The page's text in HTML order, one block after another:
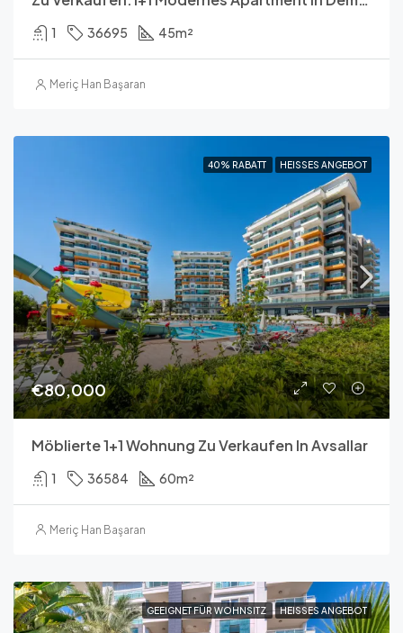
1 36695 45m²
Meriç Han Başaran
40% RABATT HEISSES ANGEBOT
€80,000
Möblierte 1+1 Wohnung Zu Verkaufen In Avsallar
1 36584 60m²
Meriç Han Başaran
GEEIGNET FÜR WOHNSITZ HEISSES ANGEBOT